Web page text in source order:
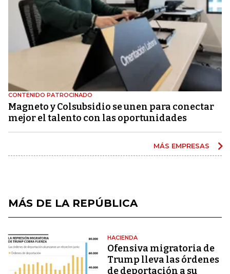
CONTENIDO PATROCINADO
Magneto y Colsubsidio se unen para conectar
mejor el talento con las oportunidades
MÁS EMPRESAS
MÁS DE LA REPÚBLICA
HACIENDA
Ofensiva migratoria de
Trump lleva las órdenes
de deportación a su